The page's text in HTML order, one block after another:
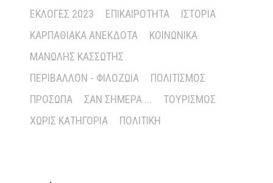
ΕΚΛΟΓΈΣ 2023
ΕΠΙΚΑΙΡΌΤΗΤΑ
ΙΣΤΟΡΊΑ
ΚΑΡΠΑΘΙΑΚΆ ΑΝΈΚΔΟΤΑ
ΚΟΙΝΩΝΙΚΆ
ΜΑΝΏΛΗΣ ΚΑΣΣΏΤΗΣ
ΠΕΡΙΒΆΛΛΟΝ - ΦΙΛΟΖΩΊΑ
ΠΟΛΙΤΙΣΜΌΣ
ΠΡΌΣΩΠΑ
ΣΑΝ ΣΉΜΕΡΑ ...
ΤΟΥΡΙΣΜΌΣ
ΧΩΡΊΣ ΚΑΤΗΓΟΡΊΑ
ΠΟΛΙΤΙΚΉ